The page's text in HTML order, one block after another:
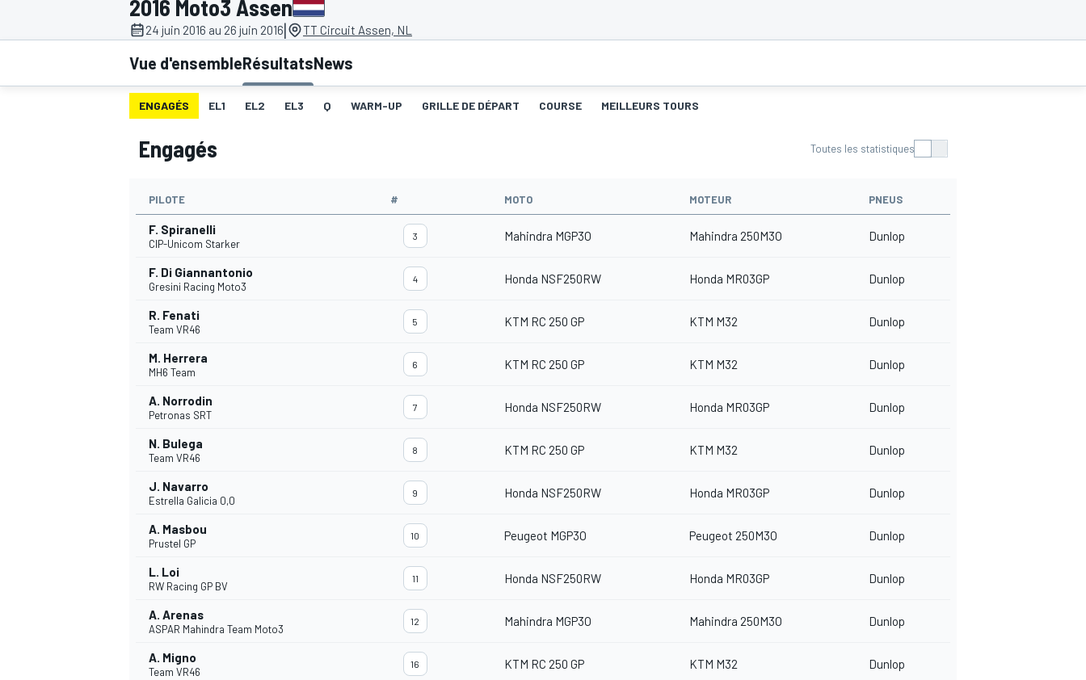
WRC
WEC
2016 Moto3 Assen
24 juin 2016 au 26 juin 2016| TT Circuit Assen, NL
Vue d'ensembleRésultatsNews
ENGAGÉS EL1 EL2 EL3 Q WARM-UP GRILLE DE DÉPART COURSE MEILLEURS TOURS
Engagés Toutes les statistiques
PILOTE # MOTO MOTEUR PNEUS
F. Spiranelli
CIP-Unicom Starker
3 Mahindra MGP3O Mahindra 250M3O Dunlop
F. Di Giannantonio
Gresini Racing Moto3
4 Honda NSF250RW Honda MR03GP Dunlop
R. Fenati
Team VR46
5 KTM RC 250 GP KTM M32 Dunlop
M. Herrera
MH6 Team
6 KTM RC 250 GP KTM M32 Dunlop
A. Norrodin
Petronas SRT
7 Honda NSF250RW Honda MR03GP Dunlop
N. Bulega
Team VR46
8 KTM RC 250 GP KTM M32 Dunlop
J. Navarro
Estrella Galicia 0,0
9 Honda NSF250RW Honda MR03GP Dunlop
A. Masbou
Prustel GP
10 Peugeot MGP3O Peugeot 250M3O Dunlop
L. Loi
RW Racing GP BV
11 Honda NSF250RW Honda MR03GP Dunlop
A. Arenas
ASPAR Mahindra Team Moto3
12 Mahindra MGP3O Mahindra 250M3O Dunlop
A. Migno
Team VR46
16 KTM RC 250 GP KTM M32 Dunlop